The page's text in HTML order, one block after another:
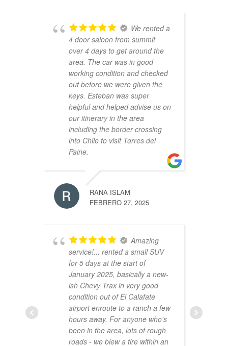
We rented a
4 door saloon from summit
over 4 days to get around the
area. The car was in good
working condition and checked
out before we were given the
keys. Esteban was super
helpful and helped advise us on
our itinerary in the area
including the border crossing
into Chile to visit Torres del
Paine.
RANA ISLAM
FEBRERO 27, 2025
Amazing
service!... rented a small SUV
for 5 days at the start of
January 2025, basically a new-
ish Chevy Trax in very good
condition out of El Calafate
airport enroute to a ranch a few
hours away. For anyone who's
been in the area, lots of rough
roads - we blew a tire within an